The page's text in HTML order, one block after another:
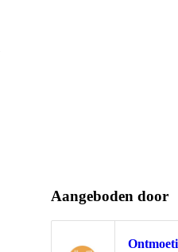
Aangeboden door